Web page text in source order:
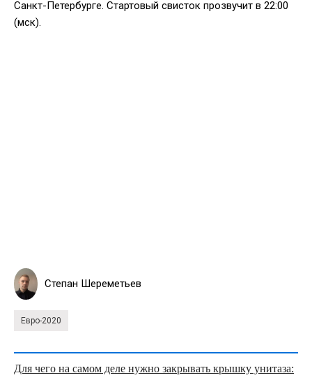
Санкт-Петербурге. Стартовый свисток прозвучит в 22:00
(мск).
Степан Шереметьев
Евро-2020
Для чего на самом деле нужно закрывать крышку унитаза: